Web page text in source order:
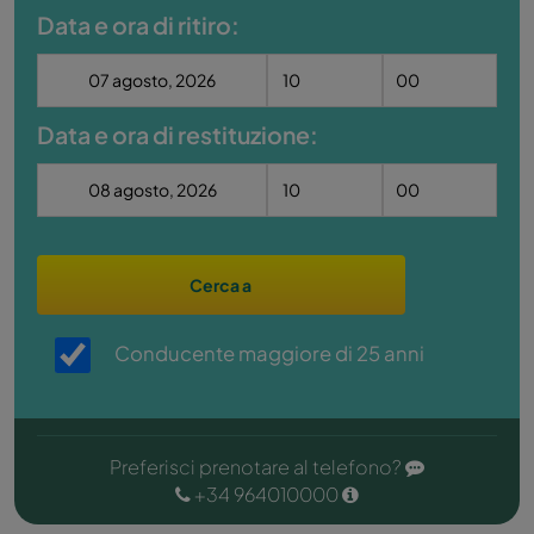
Data e ora di ritiro:
Data e ora di restituzione:
Cerca a
Conducente maggiore di 25 anni
Preferisci prenotare al telefono?
+34 964010000